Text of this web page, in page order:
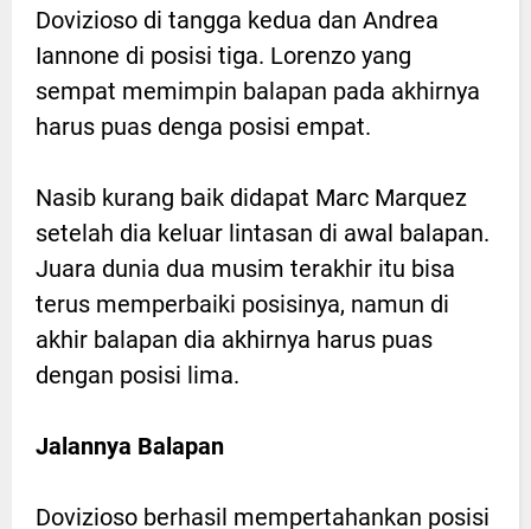
Dovizioso di tangga kedua dan Andrea
Iannone di posisi tiga. Lorenzo yang
sempat memimpin balapan pada akhirnya
harus puas denga posisi empat.
Nasib kurang baik didapat Marc Marquez
setelah dia keluar lintasan di awal balapan.
Juara dunia dua musim terakhir itu bisa
terus memperbaiki posisinya, namun di
akhir balapan dia akhirnya harus puas
dengan posisi lima.
Jalannya Balapan
Dovizioso berhasil mempertahankan posisi